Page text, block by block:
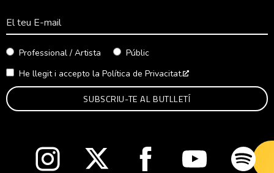
Correu Electrònico
Professional / Artista
Públic
He llegit i accepto la Política de Privacitat.
Abre en nueva ventanaAbre en nueva ventanaAbre en nueva ventana
Abre en nueva